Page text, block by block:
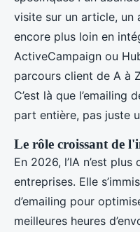
visite sur un article, un
encore plus loin en
ActiveCampaign ou
parcours client de A à
C’est là que l’emailing
part entière, pas juste
Le rôle croissant de
En 2026, l’IA n’est
entreprises. Elle
d’emailing pour
meilleures heures